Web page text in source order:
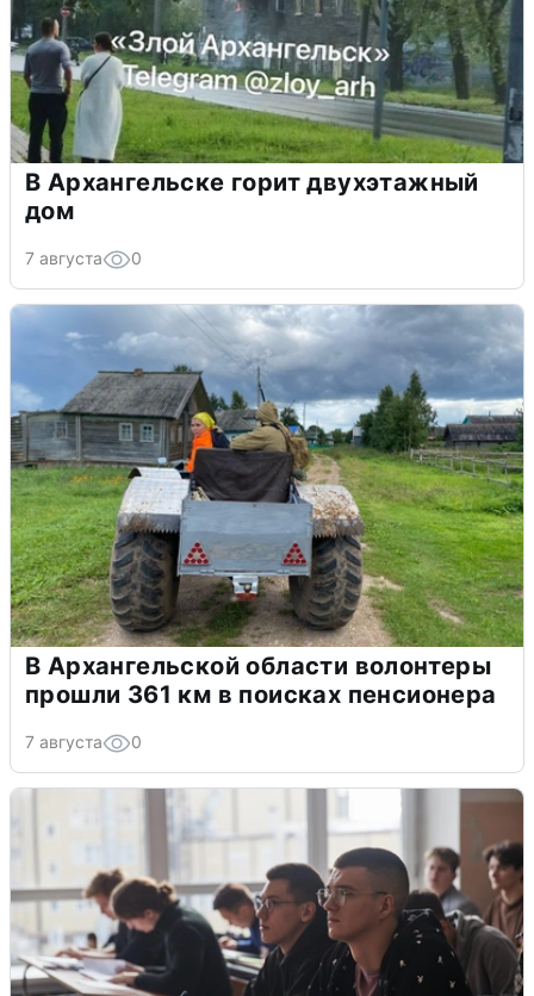
В Архангельске горит двухэтажный
дом
7 августа 0
В Архангельской области волонтеры
прошли 361 км в поисках пенсионера
7 августа 0